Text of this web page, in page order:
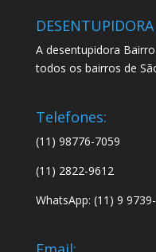
A desentupidora
todos os bairros de
Telefones:
(11) 98776-7059
(11) 2822-9612
WhatsApp: (11) 9